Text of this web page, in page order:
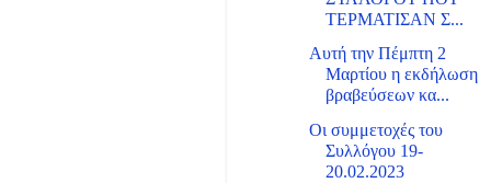
ΤΕΡΜΑΤΙΣΑΝ Σ...
Αυτή την Πέμπτη 2
Μαρτίου η εκδήλωση
βραβεύσεων κα...
Οι συμμετοχές του
Συλλόγου 19-
20.02.2023